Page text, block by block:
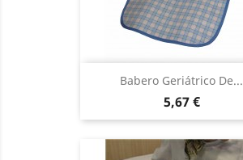
Babero Geriátrico De...
Precio
5,67 €